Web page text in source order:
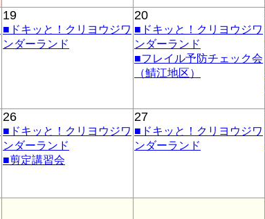
19
■ドキッと！クリヨウジワ
ンダーランド
20
■ドキッと！クリヨウジワ
ンダーランド
■フレイル予防チェック会
（鯖江地区）
26
■ドキッと！クリヨウジワ
ンダーランド
■剪定講習会
27
■ドキッと！クリヨウジワ
ンダーランド